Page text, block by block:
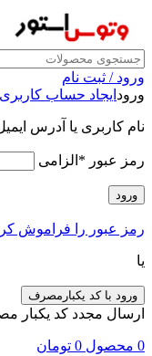
ورود / ثبت نام
ورود ایجاد حساب کاربری
نام کاربری یا آدرس
رمز عبور * الزامی
ورود
رمز عبور را فراموش
یا
ورود با کد یکبارمصرف
ارسال مجدد کد یکبار
0 محصول 0 تومان